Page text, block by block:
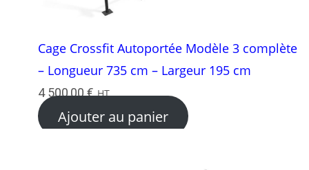
Cage Crossfit Autoportée Modèle 3 complète
– Longueur 735 cm – Largeur 195 cm
4 500,00€ HT
Ajouter au panier